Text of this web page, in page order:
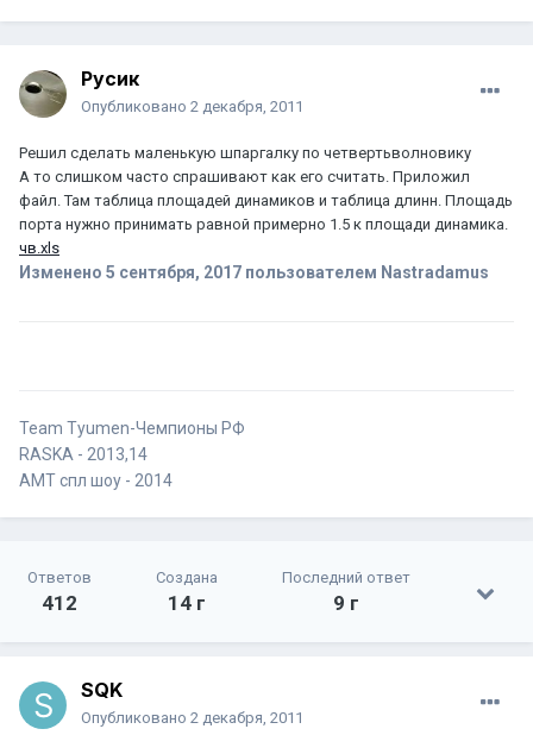
Русик
Опубликовано 2 декабря, 2011
Решил сделать маленькую шпаргалку по четвертьволновику
А то слишком часто спрашивают как его считать. Приложил
файл. Там таблица площадей динамиков и таблица длинн. Площадь
порта нужно принимать равной примерно 1.5 к площади динамика.
чв.xls
Изменено 5 сентября, 2017 пользователем Nastradamus
Team Tyumen-Чемпионы РФ
RASKA - 2013,14
AMT спл шоу - 2014
Ответов
412
Создана
14 г
Последний ответ
9 г
SQK
Опубликовано 2 декабря, 2011